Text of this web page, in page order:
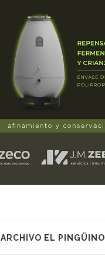
ARCHIVO EL PINGÜINO